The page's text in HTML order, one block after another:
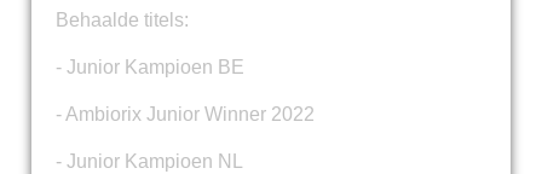
Behaalde titels:
- Junior Kampioen BE
- Ambiorix Junior Winner 2022
- Junior Kampioen NL